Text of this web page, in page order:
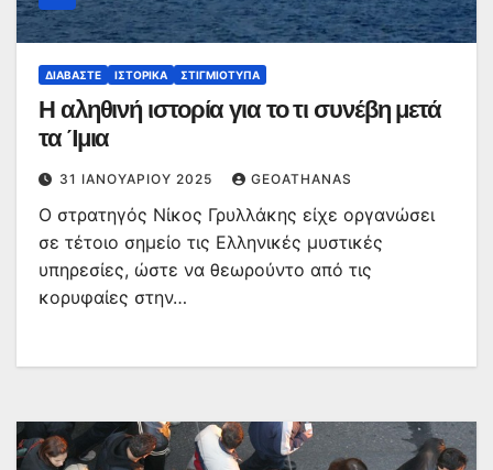
ΔΙΑΒΆΣΤΕ ΙΣΤΟΡΙΚΆ ΣΤΙΓΜΙΌΤΥΠΑ
Η αληθινή ιστορία για το τι συνέβη μετά
τα Ίμια
31 ΙΑΝΟΥΑΡΊΟΥ 2025 GEOATHANAS
Ο στρατηγός Νίκος Γρυλλάκης είχε οργανώσει
σε τέτοιο σημείο τις Ελληνικές μυστικές
υπηρεσίες, ώστε να θεωρούντο από τις
κορυφαίες στην…